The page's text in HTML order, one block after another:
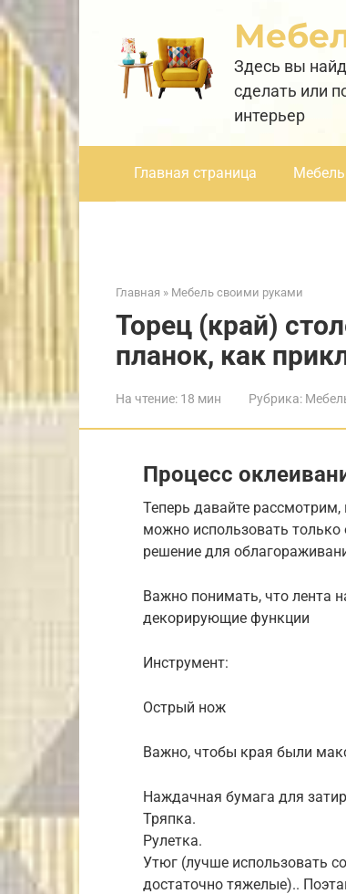
Перейти
к
контенту
Здесь вы
сделать или
интерьер
Главная страница Мебель
Главная » Мебель своими руками
Торец (край)
планок, как
На чтение: 18 мин Рубрика:
Процесс
Теперь давайте
можно использовать
решение для
Важно понимать, что лента
декорирующие функции
Инструмент:
Острый нож
Важно, чтобы края были
Наждачная бумага для
Тряпка.
Рулетка.
Утюг (лучше использовать
достаточно тяжелые)..